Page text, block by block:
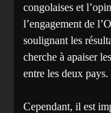
congolaises et
l’engagement de
soulignant les
cherche à apaiser
entre les deux pays.
Cependant, il est